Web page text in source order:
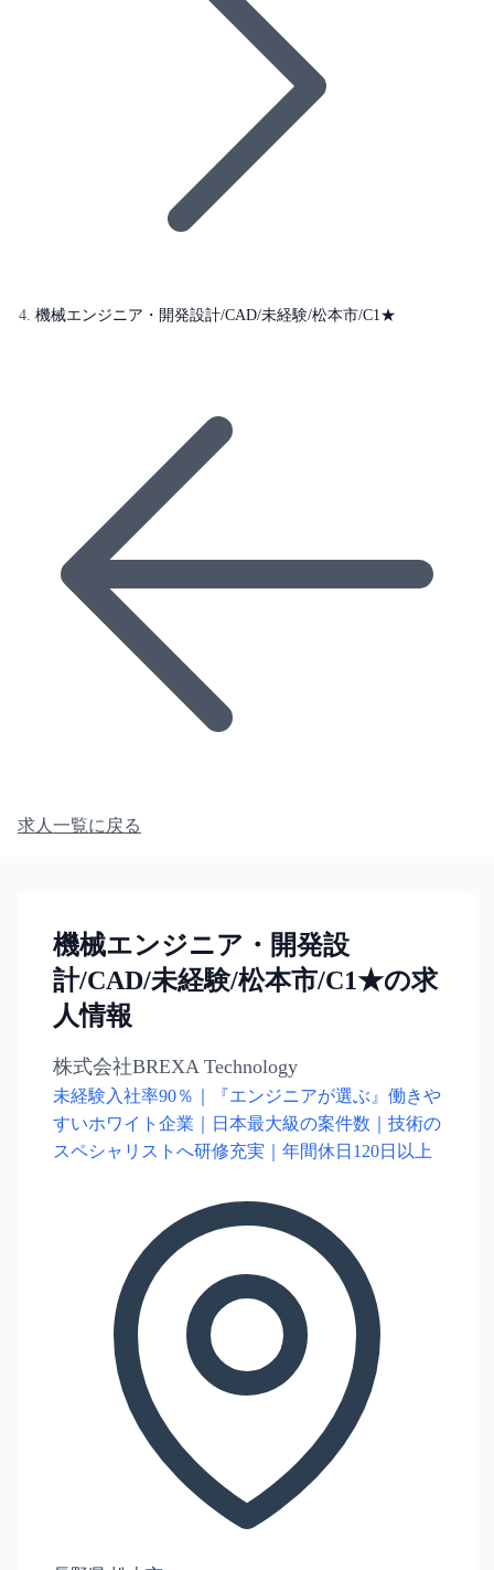
機械エンジニア・開発設計/CAD/未経験/松本市/C1★
求人一覧に戻る
機械エンジニア・開発設
計/CAD/未経験/松本市/C1★の求
人情報
株式会社BREXA Technology
未経験入社率90％｜『エンジニアが選ぶ』働きや
すいホワイト企業｜日本最大級の案件数｜技術の
スペシャリストへ研修充実｜年間休日120日以上